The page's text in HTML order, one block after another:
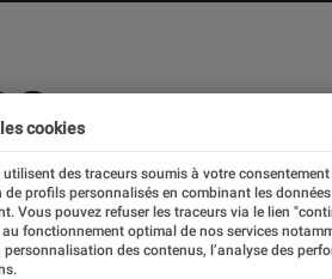
cookies
utilisent des traceurs soumis à votre
de profils personnalisés en combinant les
Vous pouvez refuser les traceurs via le lien
fonctionnement optimal de nos services
des contenus, l’analyse des